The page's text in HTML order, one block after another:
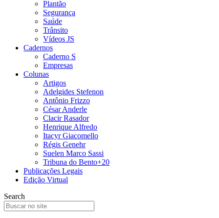
Plantão
Segurança
Saúde
Trânsito
Vídeos JS
Cadernos
Caderno S
Empresas
Colunas
Artigos
Adelgides Stefenon
Antônio Frizzo
César Anderle
Clacir Rasador
Henrique Alfredo
Itacyr Giacomello
Régis Genehr
Suelen Marco Sassi
Tribuna do Bento+20
Publicações Legais
Edição Virtual
Search